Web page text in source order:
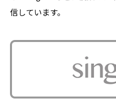
信しています。